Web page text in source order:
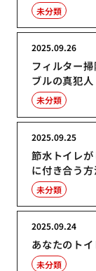
未分類
フィルター
ブルの真犯人
2025.09.26
未分類
節水トイレ
に付き合う方
2025.09.25
未分類
あなたのト
2025.09.24
未分類